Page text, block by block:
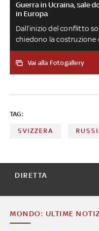
Guerra in Ucraina, sale
in Europa
Dall’inizio del conflitto
chiedono la costruzione
Dai 50 ai 90mila euro.
mantovana: “C'è
Vai alla Fotogallery
TAG:
SVIZZERA
DIRETTA
MONDO: ULTIME